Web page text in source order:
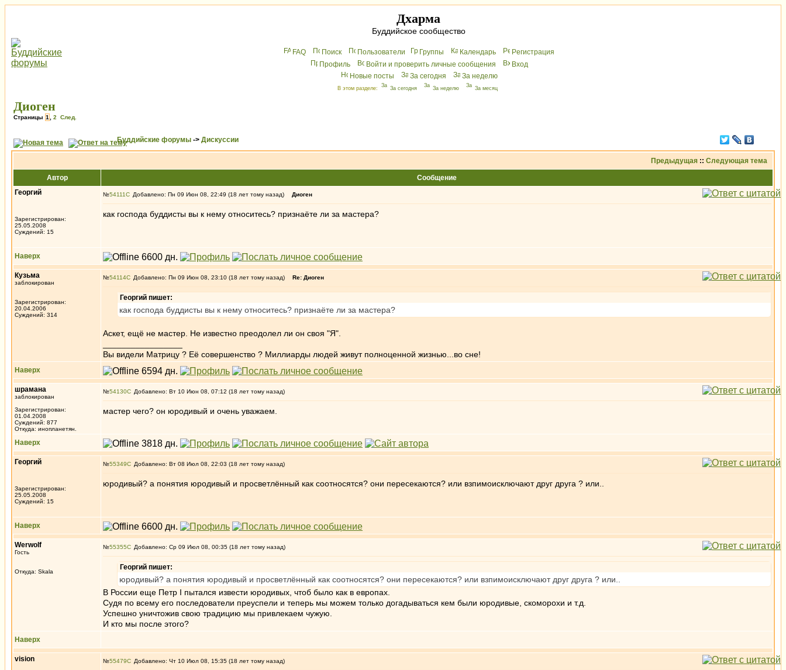
Дхарма
Буддийское сообщество
FAQ Поиск Пользователи Группы Календарь
Peгиcтрaция
Профиль
Войти и проверить личные сообщения
Вхoд
Новые посты
За сегодня За неделю
В этом разделе: За сегодня За неделю За месяц
Диоген
Страницы 1 2 След.
Буддийские форумы -> Дискуссии
Предыдущая :: Следующая тема
Автор
Сообщение
Георгий
Зарегистрирован:
25.05.2008
Суждений: 15
№54111 Добавлено: Пн 09 Июн 08, 22:49 (18 лет тому назад) Диоген
как господа буддисты вы к нему относитесь? признаёте ли за мастера?
Наверх
Кузьма
заблокирован
Зарегистрирован:
20.04.2006
Суждений: 314
№54114 Добавлено: Пн 09 Июн 08, 23:10 (18 лет тому назад) Re: Диоген
Георгий пишет:
как господа буддисты вы к нему относитесь? признаёте ли за мастера?
Аскет, ещё не мастер. Не известно преодолел ли он своя "Я".
Вы видели Матрицу ? Её совершенство ? Миллиарды людей живут полноценной жизнью...во сне!
Наверх
шрамана
заблокирован
Зарегистрирован:
01.04.2008
Суждений: 877
Откуда: инопланетян.
№54130 Добавлено: Вт 10 Июн 08, 07:12 (18 лет тому назад)
мастер чего? он юродивый и очень уважаем.
Наверх
Георгий
Зарегистрирован:
25.05.2008
Суждений: 15
№55349 Добавлено: Вт 08 Июл 08, 22:03 (18 лет тому назад)
юродивый? а понятия юродивый и просветлённый как соотносятся? они пересекаются? или взпимоисключают друг друга ? или..
Наверх
Werwolf
Гость
Откуда: Skala
№55355 Добавлено: Ср 09 Июл 08, 00:35 (18 лет тому назад)
Георгий пишет:
юродивый? а понятия юродивый и просветлённый как соотносятся? они пересекаются? или взпимоисключают друг друга ? или..
В России еще Петр I пытался извести юродивых, чтоб было как в европах.
Судя по всему его последователи преуспели и теперь мы можем только догадываться кем были юродивые, скоморохи и т.д.
Успешно уничтожив свою традицию мы привлекаем чужую.
И кто мы после этого?
Наверх
vision №55479 Добавлено: Чт 10 Июл 08, 15:35 (18 лет тому назад)